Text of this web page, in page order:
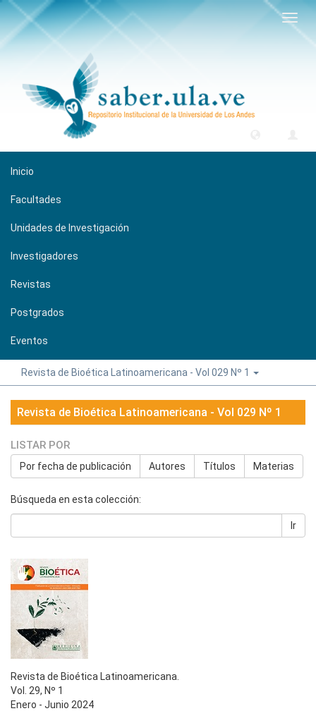
Inicio
Facultades
Unidades de Investigación
Investigadores
Revistas
Postgrados
Eventos
Revista de Bioética Latinoamericana - Vol 029 Nº 1
Revista de Bioética Latinoamericana - Vol 029 Nº 1
LISTAR POR
Por fecha de publicación Autores Títulos Materias
Búsqueda en esta colección:
Ir
Revista de Bioética Latinoamericana.
Vol. 29, Nº 1
Enero - Junio 2024